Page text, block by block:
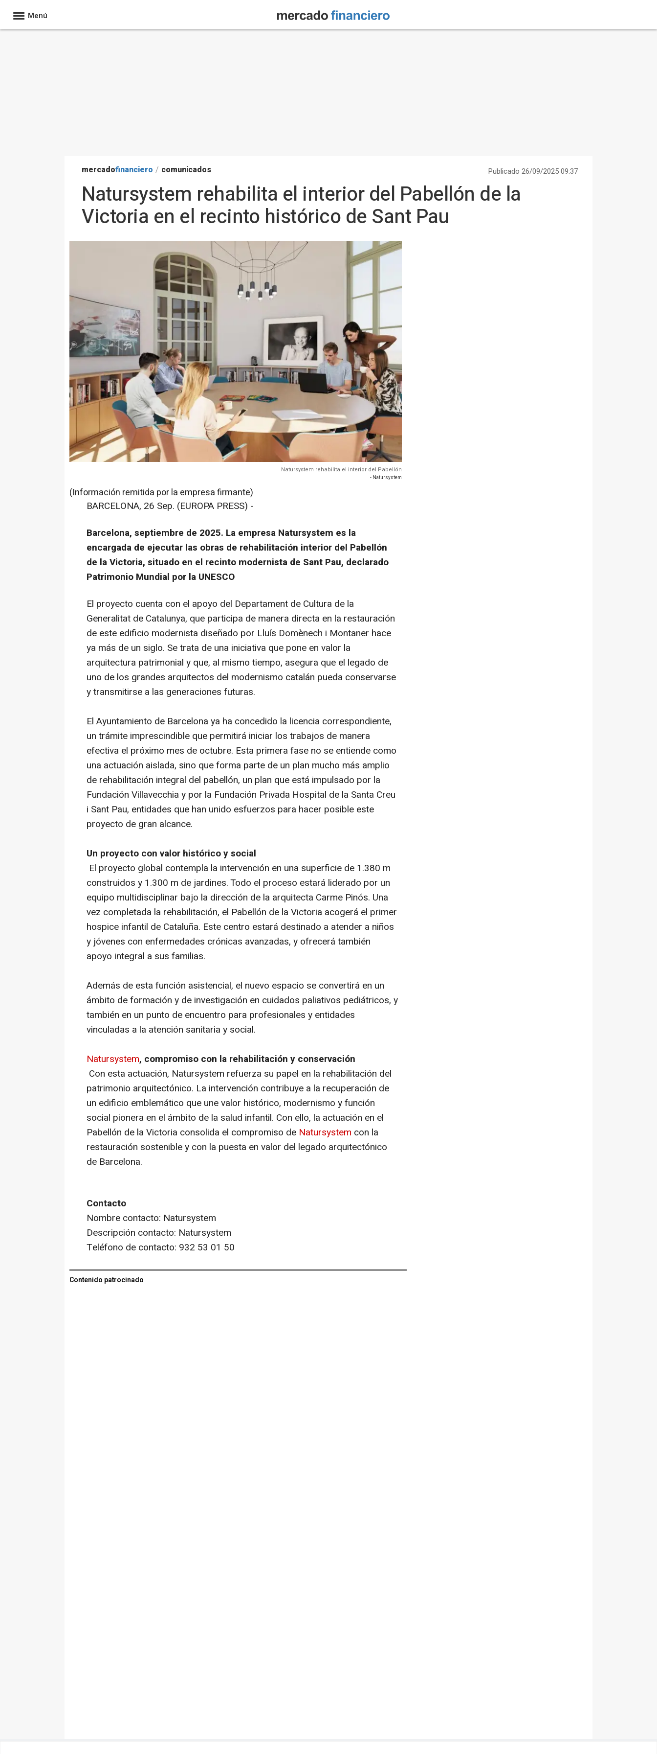
Menú
mercadofinanciero / comunicados Publicado 26/09/2025 09:37
Natursystem rehabilita el interior del Pabellón de la
Victoria en el recinto histórico de Sant Pau
Natursystem rehabilita el interior del Pabellón
- Natursystem
(Información remitida por la empresa firmante)
BARCELONA, 26 Sep. (EUROPA PRESS) -
Barcelona, septiembre de 2025. La empresa Natursystem es la
encargada de ejecutar las obras de rehabilitación interior del Pabellón
de la Victoria, situado en el recinto modernista de Sant Pau, declarado
Patrimonio Mundial por la UNESCO
El proyecto cuenta con el apoyo del Departament de Cultura de la
Generalitat de Catalunya, que participa de manera directa en la restauración
de este edificio modernista diseñado por Lluís Domènech i Montaner hace
ya más de un siglo. Se trata de una iniciativa que pone en valor la
arquitectura patrimonial y que, al mismo tiempo, asegura que el legado de
uno de los grandes arquitectos del modernismo catalán pueda conservarse
y transmitirse a las generaciones futuras.
El Ayuntamiento de Barcelona ya ha concedido la licencia correspondiente,
un trámite imprescindible que permitirá iniciar los trabajos de manera
efectiva el próximo mes de octubre. Esta primera fase no se entiende como
una actuación aislada, sino que forma parte de un plan mucho más amplio
de rehabilitación integral del pabellón, un plan que está impulsado por la
Fundación Villavecchia y por la Fundación Privada Hospital de la Santa Creu
i Sant Pau, entidades que han unido esfuerzos para hacer posible este
proyecto de gran alcance.
Un proyecto con valor histórico y social
El proyecto global contempla la intervención en una superficie de 1.380 m
construidos y 1.300 m de jardines. Todo el proceso estará liderado por un
equipo multidisciplinar bajo la dirección de la arquitecta Carme Pinós. Una
vez completada la rehabilitación, el Pabellón de la Victoria acogerá el primer
hospice infantil de Cataluña. Este centro estará destinado a atender a niños
y jóvenes con enfermedades crónicas avanzadas, y ofrecerá también
apoyo integral a sus familias.
Además de esta función asistencial, el nuevo espacio se convertirá en un
ámbito de formación y de investigación en cuidados paliativos pediátricos, y
también en un punto de encuentro para profesionales y entidades
vinculadas a la atención sanitaria y social.
Natursystem, compromiso con la rehabilitación y conservación
Con esta actuación, Natursystem refuerza su papel en la rehabilitación del
patrimonio arquitectónico. La intervención contribuye a la recuperación de
un edificio emblemático que une valor histórico, modernismo y función
social pionera en el ámbito de la salud infantil. Con ello, la actuación en el
Pabellón de la Victoria consolida el compromiso de Natursystem con la
restauración sostenible y con la puesta en valor del legado arquitectónico
de Barcelona.
Contacto
Nombre contacto: Natursystem
Descripción contacto: Natursystem
Teléfono de contacto: 932 53 01 50
Contenido patrocinado